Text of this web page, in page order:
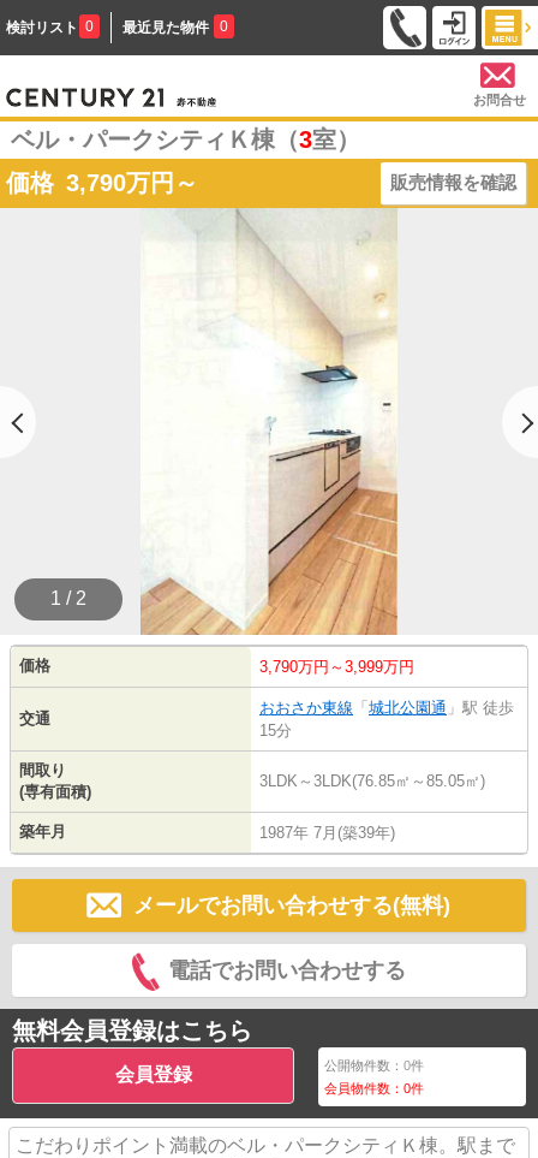
検討リスト 0 最近見た物件 0
お問合せ
ベル・パークシティＫ棟（3室）
価格 3,790万円～ 販売情報を確認
1 / 2
価格 3,790万円～3,999万円
交通
おおさか東線 「 城北公園通 」駅 徒歩
15分
間取り
(専有面積)
3LDK～3LDK(76.85㎡～85.05㎡)
築年月 1987年 7月(築39年)
メールでお問い合わせする(無料)
電話でお問い合わせする
無料会員登録はこちら
会員登録 公開物件数：0件
会員物件数：0件
こだわりポイント満載のベル・パークシティＫ棟。駅まで